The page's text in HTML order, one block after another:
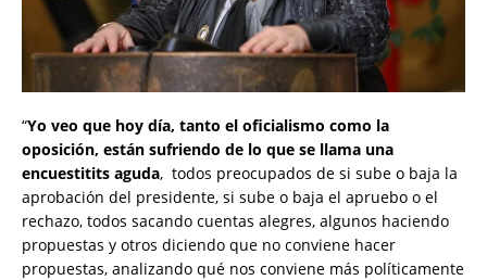
“Yo veo que hoy día, tanto el oficialismo como la
oposición, están sufriendo de lo que se llama una
encuestitits aguda, todos preocupados de si sube o baja la
aprobación del presidente, si sube o baja el apruebo o el
rechazo, todos sacando cuentas alegres, algunos haciendo
propuestas y otros diciendo que no conviene hacer
propuestas, analizando qué nos conviene más políticamente